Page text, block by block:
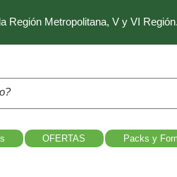
Región Metropolitana, V y VI
OFERTAS Packs y